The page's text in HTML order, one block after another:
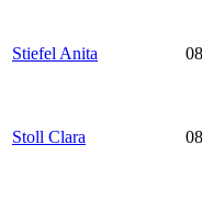
Stiefel Anita
Stoll Clara